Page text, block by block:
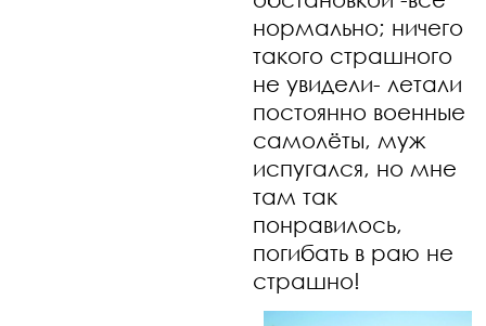
нормально; ничего
такого страшного
не увидели- летали
постоянно военные
самолёты, муж
испугался, но мне
там так
понравилось,
погибать в раю не
страшно!